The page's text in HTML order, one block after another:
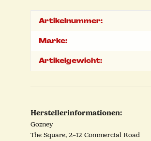
Produkteigenschaft
Wert
Artikelnummer:
Marke:
Artikelgewicht:
Herstellerinformationen:
Gozney
The Square, 2–12 Commercial Road